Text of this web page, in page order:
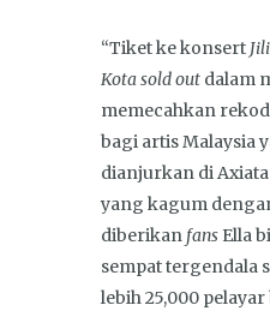
“Tiket ke konsert
Kota sold out dalam
memecahkan
bagi artis Malaysia
dianjurkan di
yang kagum
diberikan fans Ella
sempat tergendala
lebih 25,000